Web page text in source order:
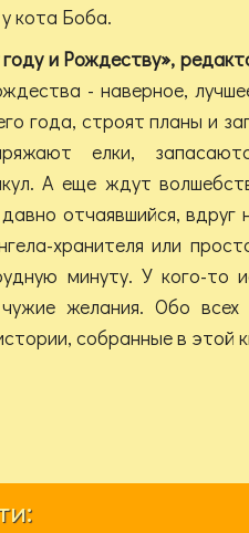
кота Боба.
и Рождеству»,
- наверное,
года, строят планы и
елки,
А еще ждут
отчаявшийся, вдруг
хранителя или
минуту. У кого-то
желания. Обо всех
собранные в этой